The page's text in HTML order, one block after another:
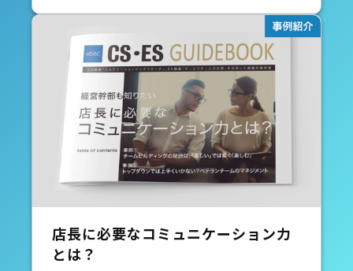
店長に必要なコミュニケーション力
とは？